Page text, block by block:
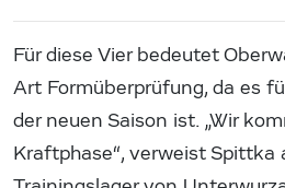
Für diese Vier bedeutet
Art Formüberprüfung, da es
der neuen Saison ist. „Wir
Kraftphase“, verweist Spittka